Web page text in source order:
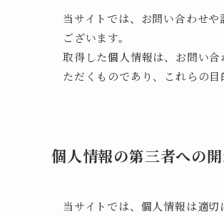
当サイトでは、お問い合わせ
ございます。
取得した個人情報は、お問い
ただくものであり、これらの目
個人情報の第三者への
当サイトでは、個人情報は適